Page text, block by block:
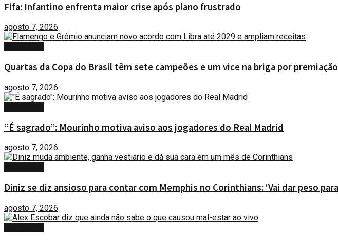
Fifa: Infantino enfrenta maior crise após plano frustrado
agosto 7, 2026
Quartas da Copa do Brasil têm sete campeões e um vice na briga por
agosto 7, 2026
“É sagrado”: Mourinho motiva aviso aos jogadores do Real Madrid
agosto 7, 2026
Diniz se diz ansioso para contar com Memphis no Corinthians: ‘Vai dar peso
agosto 7, 2026